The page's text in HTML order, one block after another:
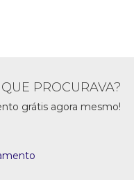
PROCURAVA?
grátis agora mesmo!